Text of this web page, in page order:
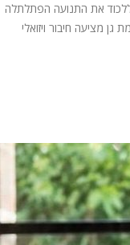
את התנועה הפתלתלה
מציעה חיבור ויזואלי